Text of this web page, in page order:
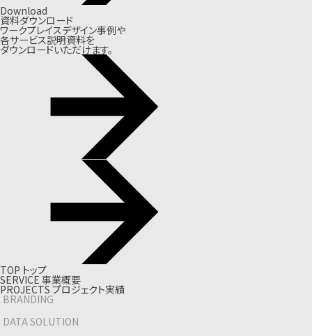
Download
資料ダウンロード
ワークプレイスデザイン事例や
各サービス説明資料を
ダウンロードいただけます。
TOP トップ
SERVICE 事業概要
PROJECTS プロジェクト実績
BRANDING
DATA SOLUTION